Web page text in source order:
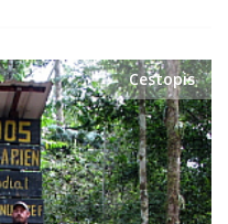
Cestopis